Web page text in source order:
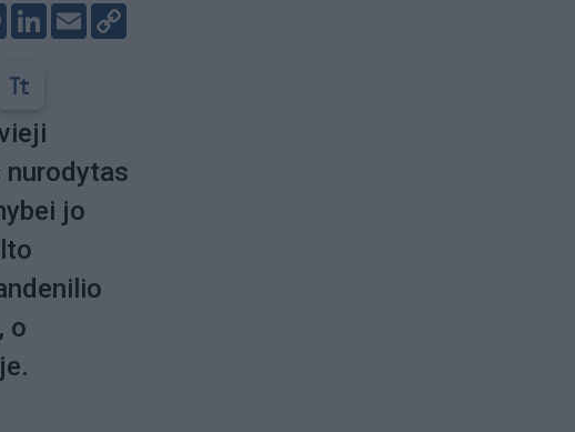
Messenger
LinkedIn
Email
nurodytas
jo
o